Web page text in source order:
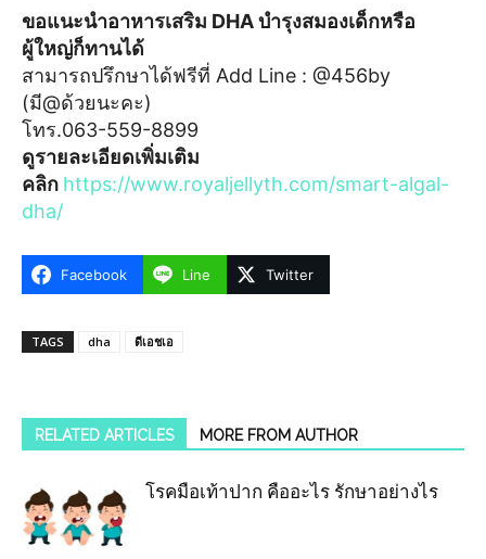
ขอแนะนำอาหารเสริม DHA บำรุงสมองเด็กหรือ
ผู้ใหญ่ก็ทานได้
สามารถปรึกษาได้ฟรีที่ Add Line : @456by
(มี@ด้วยนะคะ)
โทร.063-559-8899
ดูรายละเอียดเพิ่มเติม
คลิก https://www.royaljellyth.com/smart-algal-
dha/
Facebook Line Twitter
TAGS dha ดีเอชเอ
RELATED ARTICLES MORE FROM AUTHOR
โรคมือเท้าปาก คืออะไร รักษาอย่างไร